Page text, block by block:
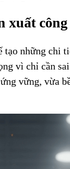
xuất
tạo những chi
vì chỉ cần
vững, vừa